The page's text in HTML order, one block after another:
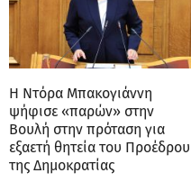
Η Ντόρα Μπακογιάννη
ψήφισε «παρών» στην
Βουλή στην πρόταση για
εξαετή θητεία του Προέδρου
της Δημοκρατίας